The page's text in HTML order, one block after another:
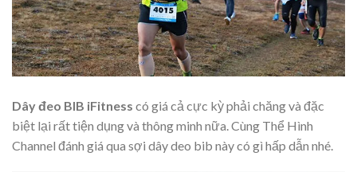
Dây đeo BIB iFitness có giá cả cực kỳ phải chăng và đặc
biệt lại rất tiện dụng và thông minh nữa. Cùng Thể Hình
Channel đánh giá qua sợi dây deo bib này có gì hấp dẫn nhé.